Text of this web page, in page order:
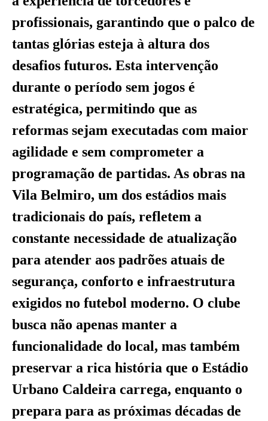
profissionais, garantindo que o palco de
tantas glórias esteja à altura dos
desafios futuros. Esta intervenção
durante o período sem jogos é
estratégica, permitindo que as
reformas sejam executadas com maior
agilidade e sem comprometer a
programação de partidas. As obras na
Vila Belmiro, um dos estádios mais
tradicionais do país, refletem a
constante necessidade de atualização
para atender aos padrões atuais de
segurança, conforto e infraestrutura
exigidos no futebol moderno. O clube
busca não apenas manter a
funcionalidade do local, mas também
preservar a rica história que o Estádio
Urbano Caldeira carrega, enquanto o
prepara para as próximas décadas de